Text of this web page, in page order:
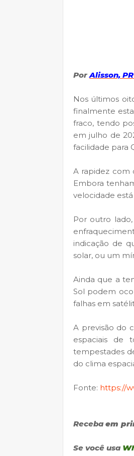
Por Alisson,
Nos últimos
finalmente
fraco, tendo
em julho de
facilidade para
A rapidez com
Embora
velocidade
Por outro
indicação de
solar, ou um
Ainda que a
Sol podem
falhas em
A previsão do
espaciais de
tempestades
do clima
Fonte: https://
Recebaem
Se você usa